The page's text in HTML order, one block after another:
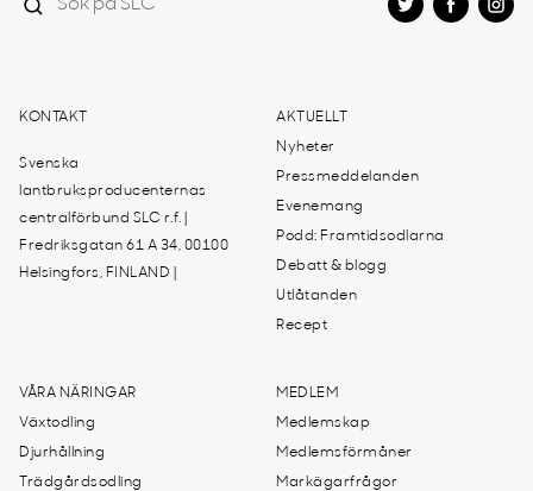
KONTAKT
Svenska
lantbruksproducenternas
centralförbund SLC r.f. |
Fredriksgatan 61 A 34, 00100
Helsingfors, FINLAND |
AKTUELLT
Nyheter
Pressmeddelanden
Evenemang
Podd: Framtidsodlarna
Debatt & blogg
Utlåtanden
Recept
VÅRA NÄRINGAR
Växtodling
Djurhållning
Trädgårdsodling
MEDLEM
Medlemskap
Medlemsförmåner
Markägarfrågor